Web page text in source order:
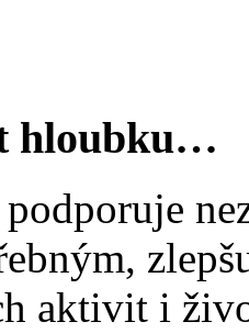
hloubku…
aktivit i